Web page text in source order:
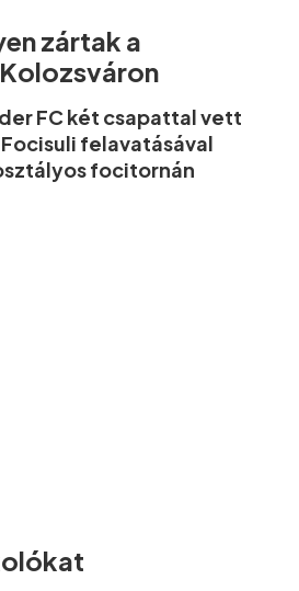
zártak a
FC két csapattal vett
felavatásával
focitornán